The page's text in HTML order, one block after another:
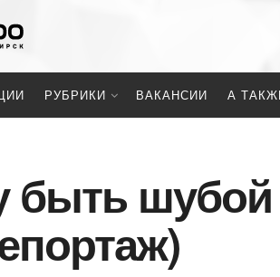
РУБРИКИ ВАКАНСИИ А
быть шубой